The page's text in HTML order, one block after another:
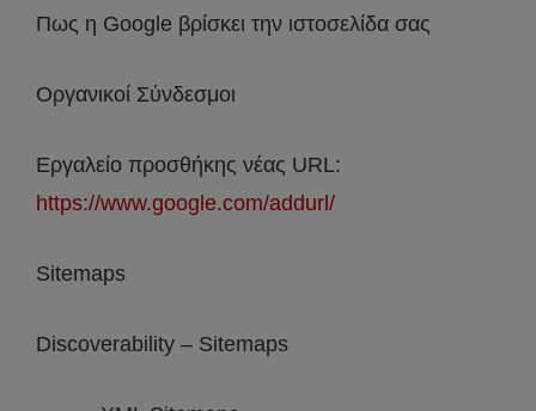
Πως η Google βρίσκει την ιστοσελίδα σας
Οργανικοί Σύνδεσμοι
Εργαλείο προσθήκης νέας URL:
https://www.google.com/addurl/
Sitemaps
Discoverability – Sitemaps